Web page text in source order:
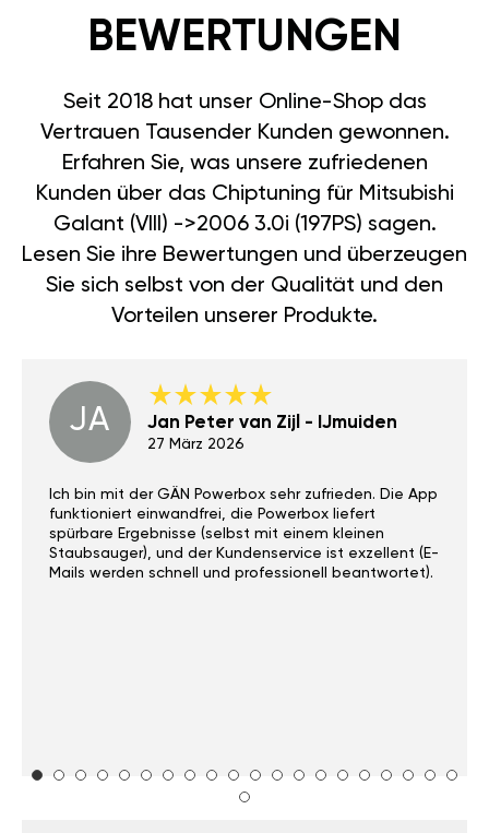
BEWERTUNGEN
Seit 2018 hat unser Online-Shop das
Vertrauen Tausender Kunden gewonnen.
Erfahren Sie, was unsere zufriedenen
Kunden über das Chiptuning für Mitsubishi
Galant (VIII) ->2006 3.0i (197PS) sagen.
Lesen Sie ihre Bewertungen und überzeugen
Sie sich selbst von der Qualität und den
Vorteilen unserer Produkte.
JA Jan Peter van Zijl - IJmuiden
27 März 2026
Ich bin mit der GÄN Powerbox sehr zufrieden. Die App
funktioniert einwandfrei, die Powerbox liefert
spürbare Ergebnisse (selbst mit einem kleinen
Staubsauger), und der Kundenservice ist exzellent (E-
Mails werden schnell und professionell beantwortet).